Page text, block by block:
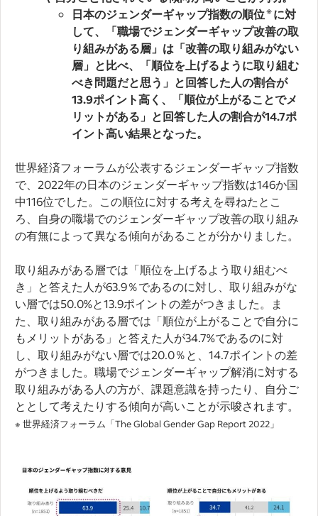
日本のジェンダーギャップ指数の順位※に対
して、「職場でジェンダーギャップ改善の取
り組みがある層」は「改善の取り組みがない
層」と比べ、「順位を上げるように取り組む
べき問題だと思う」と回答した人の割合が
13.9ポイント高く、「順位が上がることでメ
リットがある」と回答した人の割合が14.7ポ
イント高い結果となった。
世界経済フォーラムが公表するジェンダーギャップ指数
で、2022年の日本のジェンダーギャップ指数は146か国
中116位でした。この順位に対する考えを尋ねたとこ
ろ、自身の職場でのジェンダーギャップ改善の取り組み
の有無によって異なる傾向があることが分かりました。
取り組みがある層では「順位を上げるよう取り組むべ
き」と答えた人が63.9％であるのに対し、取り組みがな
い層では50.0%と13.9ポイントの差がつきました。ま
た、取り組みがある層では「順位が上がることで自分に
もメリットがある」と答えた人が34.7%であるのに対
し、取り組みがない層では20.0％と、14.7ポイントの差
がつきました。職場でジェンダーギャップ解消に対する
取り組みがある人の方が、課題意識を持ったり、自分ご
ととして考えたりする傾向が高いことが示唆されます。
※ 世界経済フォーラム「The Global Gender Gap Report 2022」